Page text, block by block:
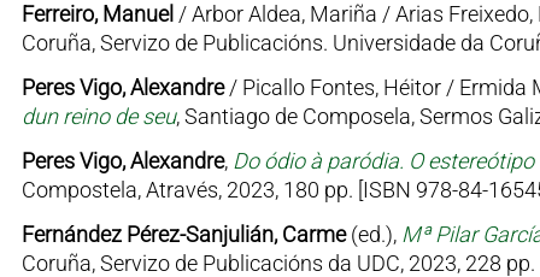
Ferreiro, Manuel / Arbor Aldea, Mariña / Arias
Coruña, Servizo de Publicacións. Universidade da
Peres Vigo, Alexandre/ Picallo Fontes, Héitor / Ermida
dun reino de seu, Santiago de Composela, Sermos
Peres Vigo, Alexandre, Do ódio à paródia. O
Compostela, Através, 2023, 180 pp. [ISBN 978-84-
Fernández Pérez-Sanjulián, Carme(ed.), Mª Pilar
Coruña, Servizo de Publicacións da UDC, 2023, 228